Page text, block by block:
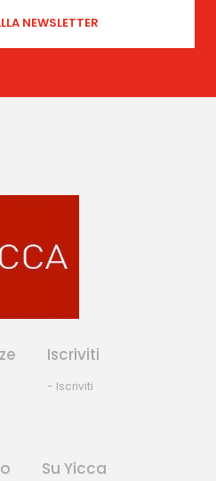
Iscriviti
- Iscriviti
Su Yicca